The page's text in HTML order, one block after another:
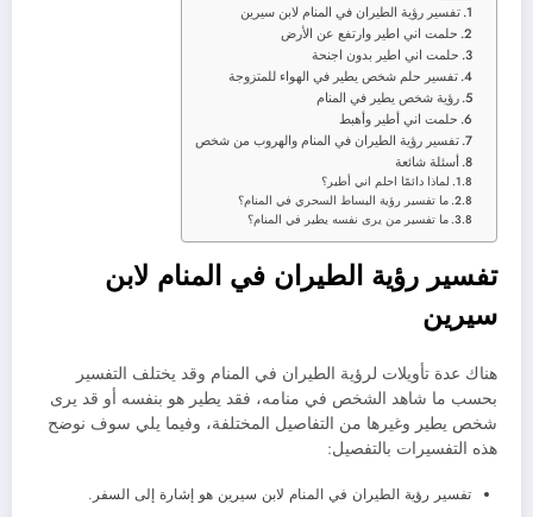
تفسير رؤية الطيران في المنام لابن سيرين
حلمت اني اطير وارتفع عن الأرض
حلمت اني اطير بدون اجنحة
تفسير حلم شخص يطير في الهواء للمتزوجة
رؤية شخص يطير في المنام
حلمت اني أطير وأهبط
تفسير رؤية الطيران في المنام والهروب من شخص
أسئلة شائعة
لماذا دائمًا احلم اني أطير؟
ما تفسير رؤية البساط السحري في المنام؟
ما تفسير من يرى نفسه يطير في المنام؟
تفسير رؤية الطيران في المنام لابن
سيرين
هناك عدة تأويلات لرؤية الطيران في المنام وقد يختلف التفسير
بحسب ما شاهد الشخص في منامه، فقد يطير هو بنفسه أو قد يرى
شخص يطير وغيرها من التفاصيل المختلفة، وفيما يلي سوف نوضح
هذه التفسيرات بالتفصيل:
تفسير رؤية الطيران في المنام لابن سيرين هو إشارة إلى السفر.